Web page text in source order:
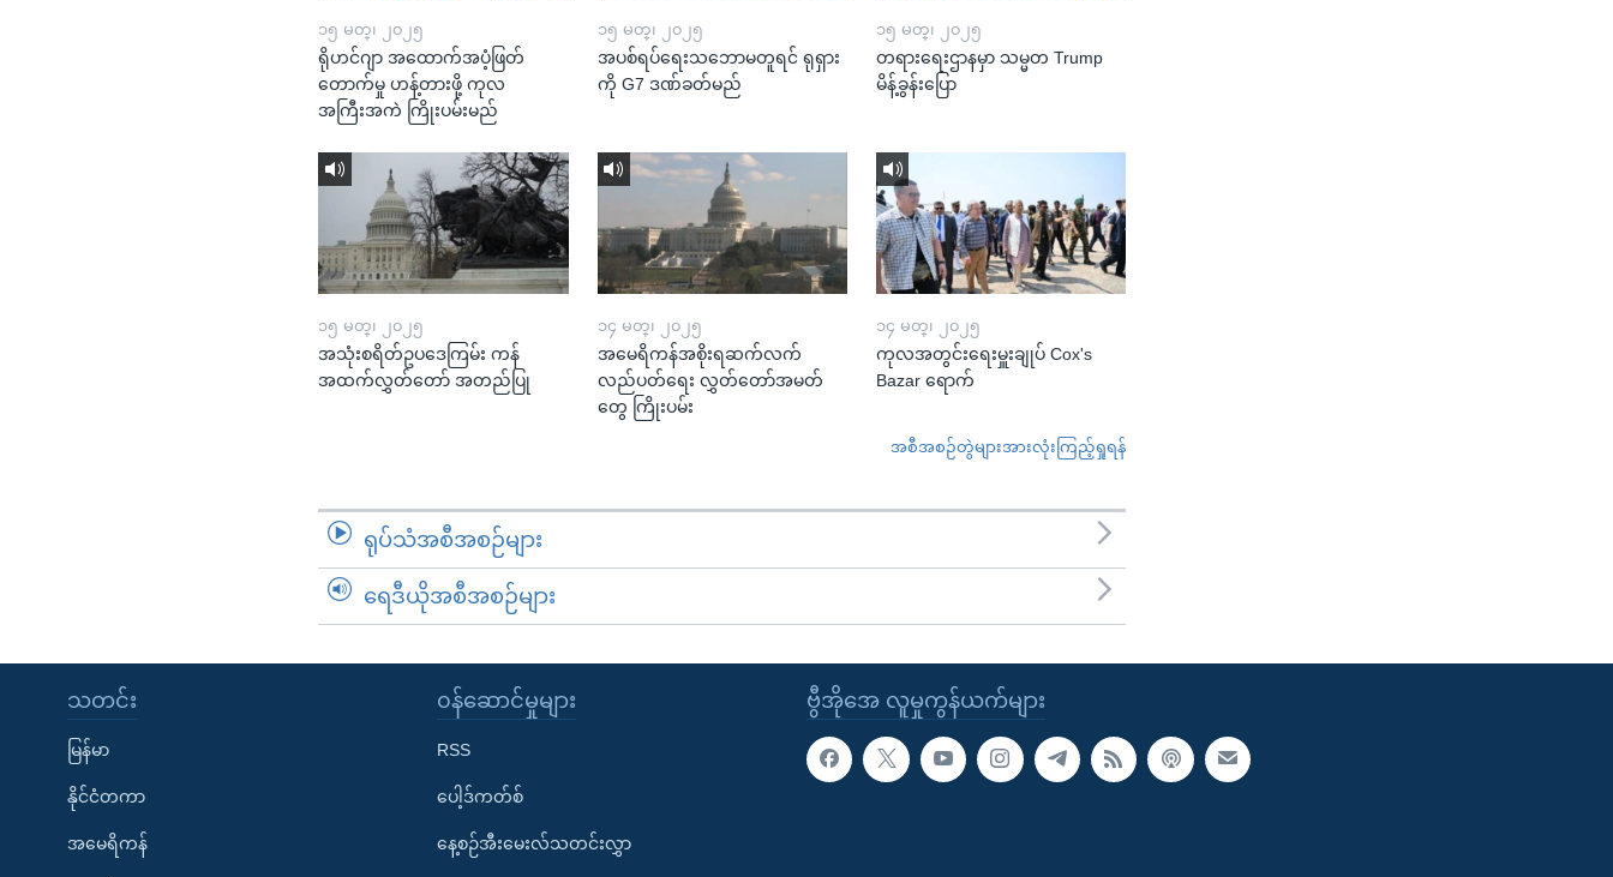
၁၅ မတ္၊ ၂၀၂၅
ရိုဟင်ဂျာ အထောက်အပံ့ဖြတ်
တောက်မှု ဟန့်တားဖို့ ကုလ
အကြီးအကဲ ကြိုးပမ်းမည်
၁၅ မတ္၊ ၂၀၂၅
အပစ်ရပ်ရေးသဘောမတူရင် ရုရှား
ကို G7 ဒဏ်ခတ်မည်
၁၅ မတ္၊ ၂၀၂၅
တရားရေးဌာနမှာ သမ္မတ Trump
မိန့်ခွန်းပြော
၁၅ မတ္၊ ၂၀၂၅
အသုံးစရိတ်ဥပဒေကြမ်း ကန်
အထက်လွှတ်တော် အတည်ပြု
၁၄ မတ္၊ ၂၀၂၅
အမေရိကန်အစိုးရဆက်လက်
လည်ပတ်ရေး လွှတ်တော်အမတ်
တွေ ကြိုးပမ်း
၁၄ မတ္၊ ၂၀၂၅
ကုလအတွင်းရေးမှူးချုပ် Cox's
Bazar ရောက်
အစီအစဉ်တွဲများအားလုံးကြည့်ရှုရန်
ရုပ်သံအစီအစဉ်များ
ရေဒီယိုအစီအစဉ်များ
ဗွီအိုအေ လူမှုကွန်ယက်များ
သတင်း
မြန်မာ
နိုင်ငံတကာ
အမေရိကန်
၀န်ဆောင်မှုများ
RSS
ပေါ့ဒ်ကတ်စ်
နေ့စဉ်အီးမေးလ်သတင်းလွှာ